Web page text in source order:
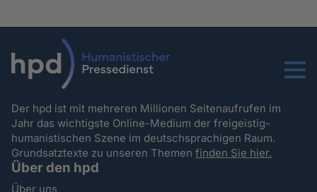
Menu
Der hpd ist mit mehreren Millionen Seitenaufrufen im
Jahr das wichtigste Online-Medium der freigeistig-
humanistischen Szene im deutschsprachigen Raum.
Grundsatztexte zu unseren Themenfinden Sie hier.
Über den hpd
Über uns